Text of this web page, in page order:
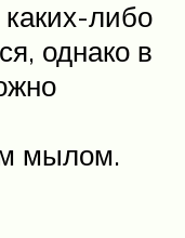
либо
однако в
мылом.